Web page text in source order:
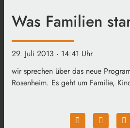
Was Familien
29. Juli 2013 · 14:41 Uhr
wir sprechen über das neue
Rosenheim. Es geht um Familie,